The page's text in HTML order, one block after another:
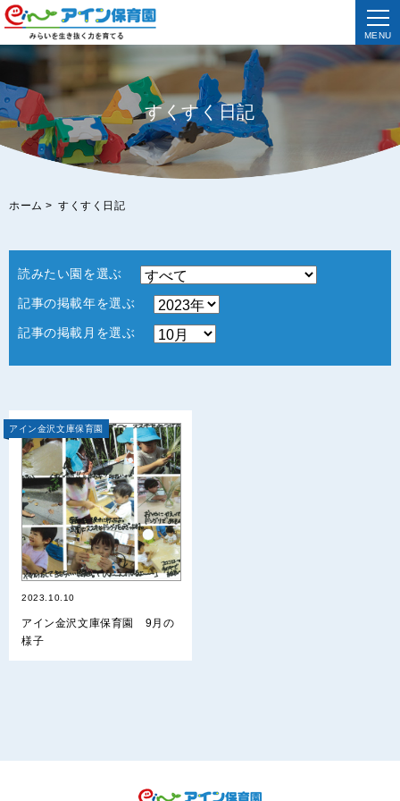
MENU
すくすく日記
ホーム > すくすく日記
読みたい園を選ぶ
記事の掲載年を選ぶ
記事の掲載月を選ぶ
アイン金沢文庫保育園
2023.10.10
アイン金沢文庫保育園 9月の
様子